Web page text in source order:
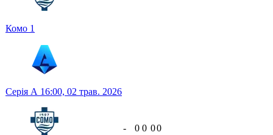
Комо 1
Серія А 16:00, 02 трав. 2026
- 0 0 00